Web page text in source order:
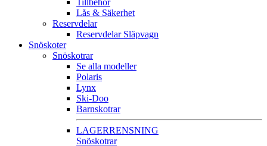
Lås & Säkerhet
Reservdelar
Reservdelar Släpvagn
Snöskoter
Snöskotrar
Se alla modeller
Polaris
Lynx
Ski-Doo
Barnskotrar
LAGERRENSNING
Snöskotrar